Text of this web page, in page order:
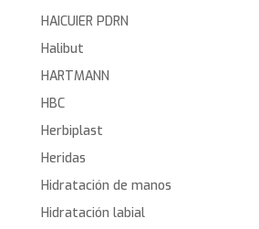
HAICUIER PDRN
Halibut
HARTMANN
HBC
Herbiplast
Heridas
Hidratación de manos
Hidratación labial